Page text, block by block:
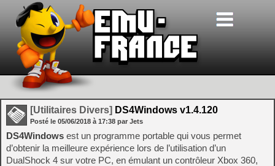
[Utilitaires Divers] DS4Windows v1.4.120
Posté le 05/06/2018 à 17:38 par Jets
DS4Windows est un programme portable qui vous permet
d’obtenir la meilleure expérience lors de l’utilisation d’un
DualShock 4 sur votre PC, en émulant un contrôleur Xbox 360,